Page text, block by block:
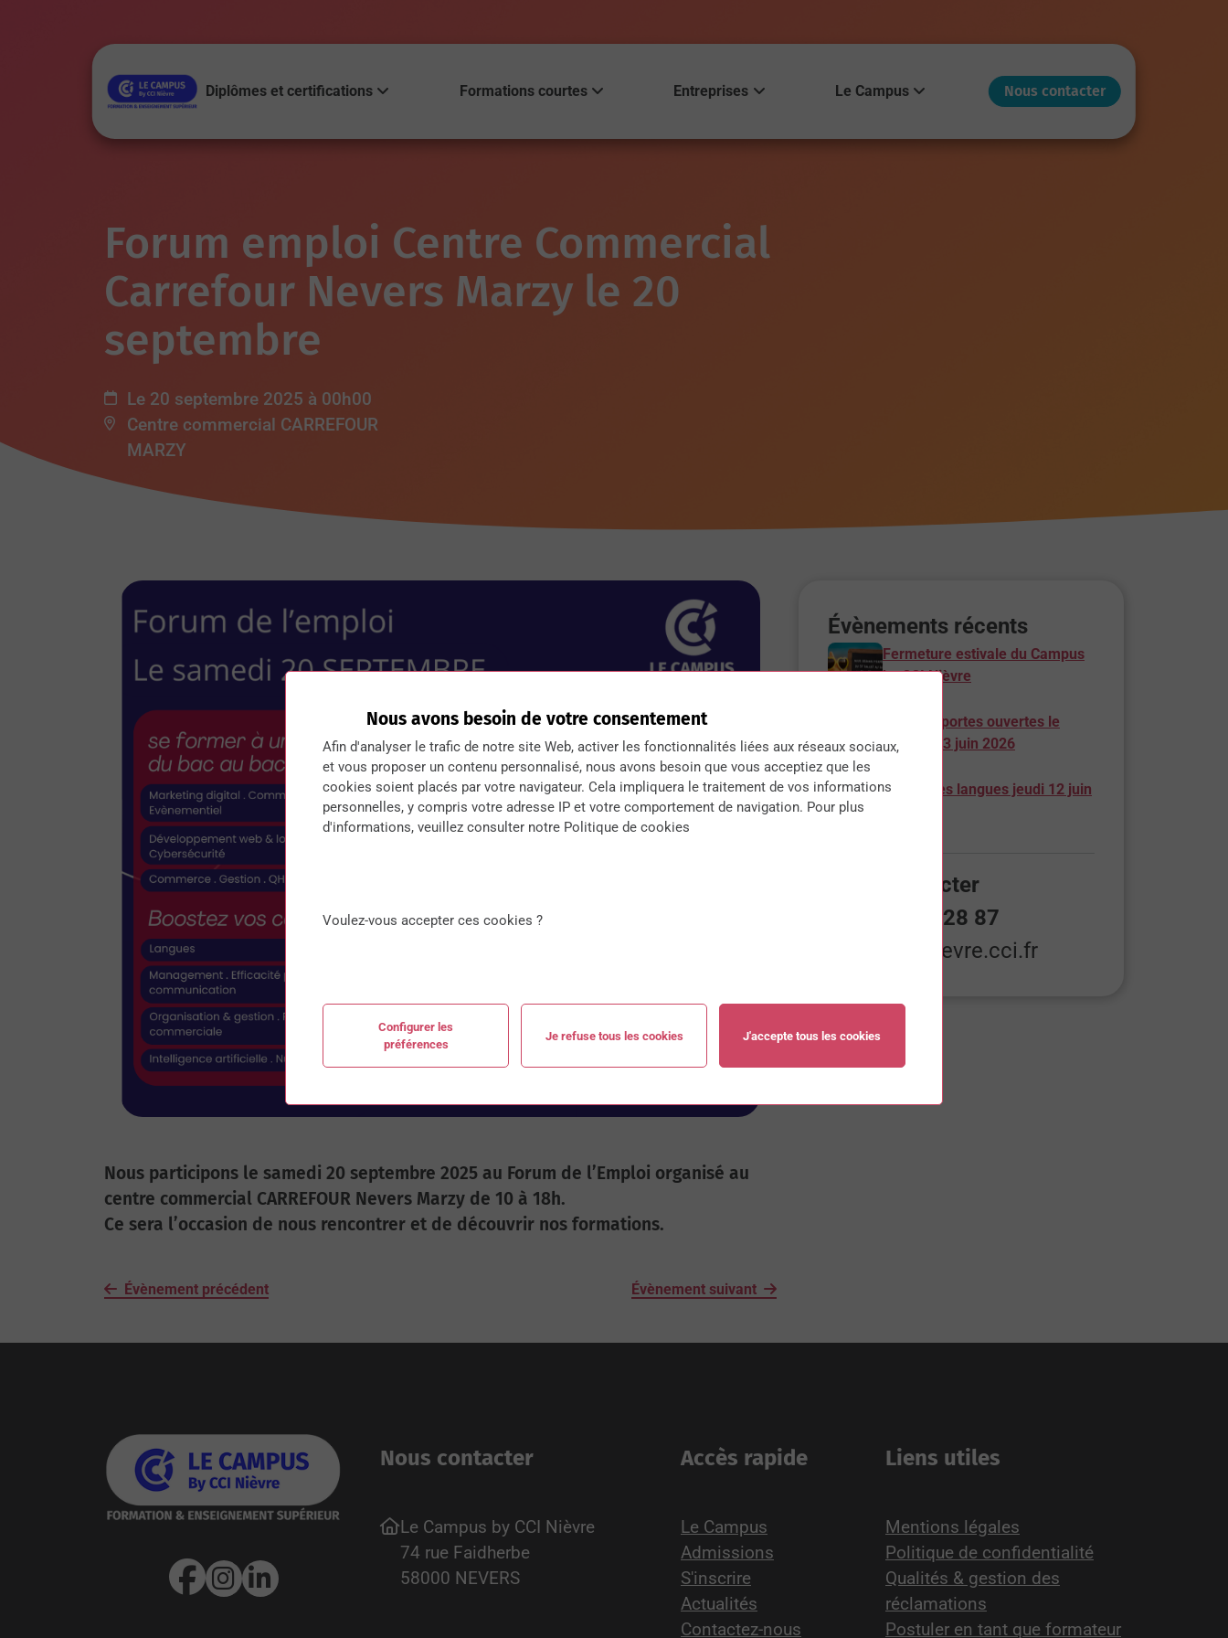
Diplômes et certifications Formations courtes Entreprises Le Campus Nous contacter
Forum emploi Centre Commercial
Carrefour Nevers Marzy le 20
septembre
Le 20 septembre 2025 à 00h00
Centre commercial CARREFOUR
MARZY
Nous participons le samedi 20 septembre 2025 au Forum de l’Emploi organisé au
centre commercial CARREFOUR Nevers Marzy de 10 à 18h.
Ce sera l’occasion de nous rencontrer et de découvrir nos formations.
Évènement précédent Évènement suivant
Évènements récents
Fermeture estivale du Campus
by CCI Nièvre
Journée portes ouvertes le
samedi 13 juin 2026
Soirée des langues jeudi 12 juin
Nous contacter
06 64 19 28 87
ecole@nievre.cci.fr
Nous contacter
Le Campus by CCI Nièvre
74 rue Faidherbe
58000 NEVERS
Accès rapide
Le Campus
Admissions
S'inscrire
Actualités
Contactez-nous
Liens utiles
Mentions légales
Politique de confidentialité
Qualités & gestion des
réclamations
Postuler en tant que formateur
Nous avons besoin de votre consentement
Afin d'analyser le trafic de notre site Web, activer les fonctionnalités liées aux réseaux sociaux,
et vous proposer un contenu personnalisé, nous avons besoin que vous acceptiez que les
cookies soient placés par votre navigateur. Cela impliquera le traitement de vos informations
personnelles, y compris votre adresse IP et votre comportement de navigation. Pour plus
d'informations, veuillez consulter notre Politique de cookies
Voulez-vous accepter ces cookies ?
Configurer les
préférences
Je refuse tous les cookies J'accepte tous les cookies